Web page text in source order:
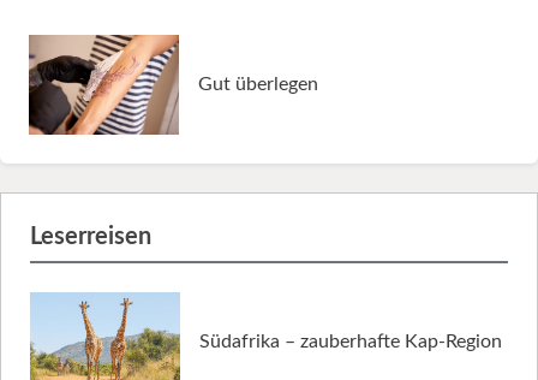
Gut überlegen
Leserreisen
Südafrika – zauberhafte Kap-Region